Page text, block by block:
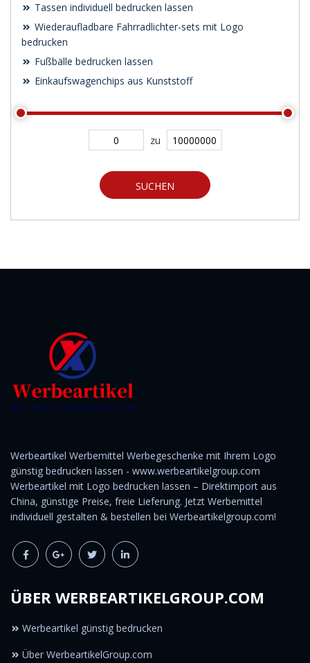
Tassen individuell bedrucken lassen
Wiederaufladbare Fahrradlichter-sets mit Logo
bedrucken
Fußbälle bedrucken lassen
Einkaufswagenchips aus Kunststoff
zu
SUCHEN
Werbeartikel Werbemittel Werbegeschenke mit Ihrem Logo
günstig bedrucken lassen - www.werbeartikelgroup.com
Werbeartikel mit Logo bedrucken lassen – Direktimport aus
China, günstige Preise, freie Lieferung. Jetzt Werbemittel
individuell gestalten & bestellen bei Werbeartikelgroup.com!
ÜBER WERBEARTIKELGROUP.COM
Werbeartikel günstig bedrucken
Über WerbeartikelGroup.com